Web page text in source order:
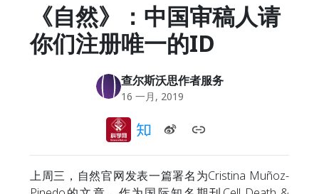
《自然》：中国审稿人请
你们注册唯一的ID
查尔斯沃思作者服务
16 一月, 2019
上周三，自然官网发表一篇署名为Cristina Muñoz-